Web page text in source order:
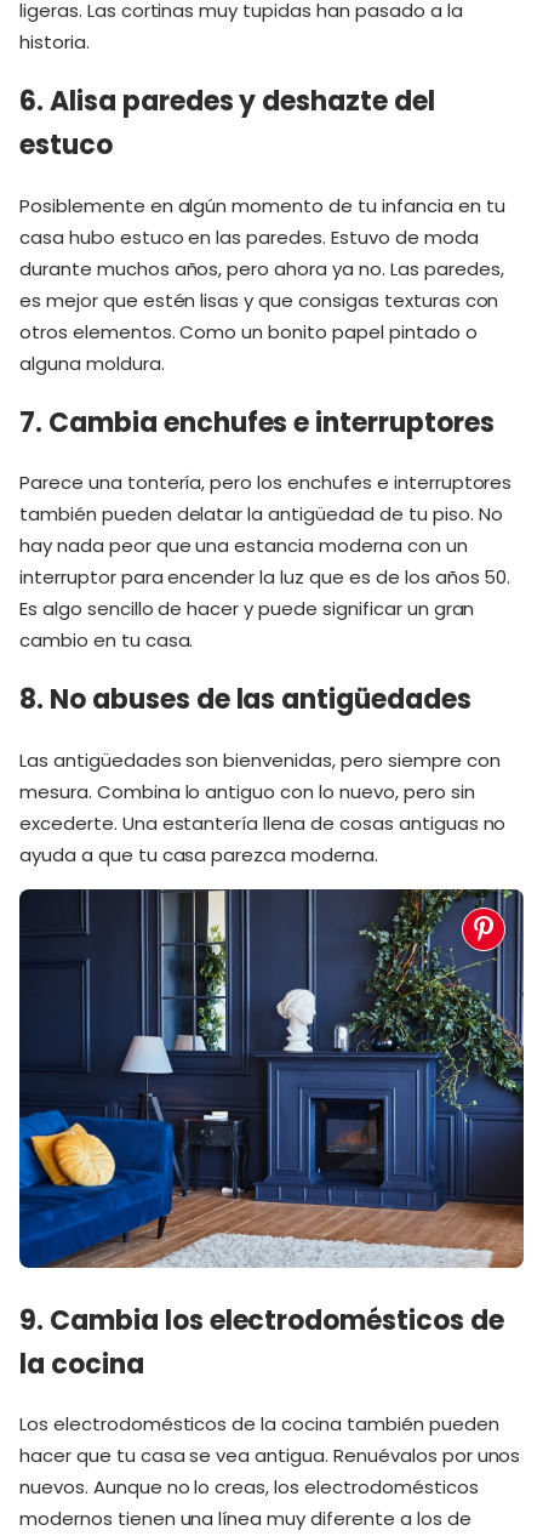
ligeras. Las cortinas muy tupidas han pasado a la
historia.
6. Alisa paredes y deshazte del
estuco
Posiblemente en algún momento de tu infancia en tu
casa hubo estuco en las paredes. Estuvo de moda
durante muchos años, pero ahora ya no. Las paredes,
es mejor que estén lisas y que consigas texturas con
otros elementos. Como un bonito papel pintado o
alguna moldura.
7. Cambia enchufes e interruptores
Parece una tontería, pero los enchufes e interruptores
también pueden delatar la antigüedad de tu piso. No
hay nada peor que una estancia moderna con un
interruptor para encender la luz que es de los años 50.
Es algo sencillo de hacer y puede significar un gran
cambio en tu casa.
8. No abuses de las antigüedades
Las antigüedades son bienvenidas, pero siempre con
mesura. Combina lo antiguo con lo nuevo, pero sin
excederte. Una estantería llena de cosas antiguas no
ayuda a que tu casa parezca moderna.
9. Cambia los electrodomésticos de
la cocina
Los electrodomésticos de la cocina también pueden
hacer que tu casa se vea antigua. Renuévalos por unos
nuevos. Aunque no lo creas, los electrodomésticos
modernos tienen una línea muy diferente a los de